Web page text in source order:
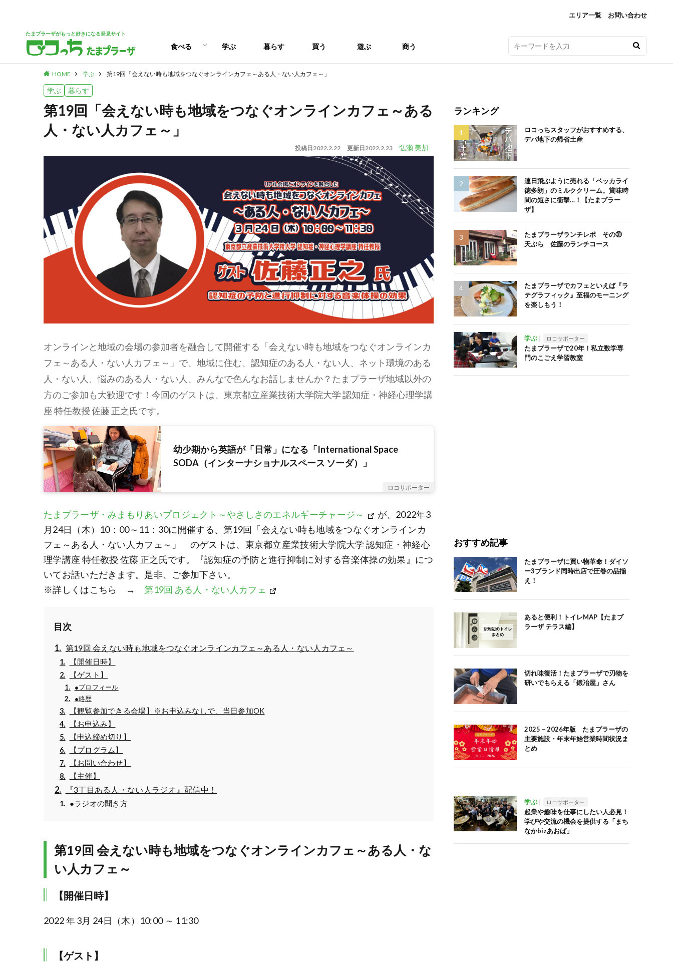
エリア一覧 お問い合わせ
たまプラーザがもっと好きになる発見サイト
食べる
パン
スイーツ
ランチ
カフェ
学ぶ 暮らす 買う 遊ぶ 商う
HOME 学ぶ 第19回「会えない時も地域をつなぐオンラインカフェ～ある人・ない人カフェ～」
学ぶ 暮らす
第19回「会えない時も地域をつなぐオンラインカフェ～ある
人・ない人カフェ～」
投稿日2022.2.22 更新日2022.2.23 弘瀬 美加
オンラインと地域の会場の参加者を融合して開催する「会えない時も地域をつなぐオンラインカ
フェ～ある人・ない人カフェ～」で、地域に住む、認知症のある人・ない人、ネット環境のある
人・ない人、悩みのある人・ない人、みんなで色んなお話しませんか？たまプラーザ地域以外の
方のご参加も大歓迎です！今回のゲストは、東京都立産業技術大学院大学 認知症・神経心理学講
座 特任教授 佐藤 正之氏です。
幼少期から英語が「日常」になる「International Space
SODA（インターナショナルスペース ソーダ）」
ロコサポーター
たまプラーザ・みまもりあいプロジェクト～やさしさのエネルギーチャージ～
が、2022年3
月24日（木）10：00～11：30に開催する、第19回「会えない時も地域をつなぐオンラインカ
フェ～ある人・ない人カフェ～」 のゲストは、東京都立産業技術大学院大学 認知症・神経心
理学講座 特任教授 佐藤 正之氏です。『認知症の予防と進行抑制に対する音楽体操の効果』につ
いてお話いただきます。是非、ご参加下さい。
※詳しくはこちら →第19回 ある人・ない人カフェ
目次
第19回 会えない時も地域をつなぐオンラインカフェ～ある人・ない人カフェ～
【開催日時】
【ゲスト】
●プロフィール
●略歴
【観覧参加できる会場】※お申込みなしで、当日参加OK
【お申込み】
【申込締め切り】
【プログラム】
【お問い合わせ】
【主催】
『3丁目ある人・ない人ラジオ』配信中！
●ラジオの聞き方
第19回 会えない時も地域をつなぐオンラインカフェ～ある人・な
い人カフェ～
【開催日時】
2022 年 3月 24日（木）10:00 ～ 11:30
【ゲスト】
ランキング
ロコっちスタッフがおすすめする、
デパ地下の帰省土産
連日飛ぶように売れる「ベッカライ
徳多朗」のミルククリーム。賞味時
間の短さに衝撃…！【たまプラー
ザ】
たまプラーザランチレポ その㉛
天ぷら 佐藤のランチコース
たまプラーザでカフェといえば『ラ
テグラフィック』至福のモーニング
を楽しもう！
学ぶ ロコサポーター
たまプラーザで20年！私立数学専
門のこごえ学習教室
おすすめ記事
たまプラーザに買い物革命！ダイソ
ー3ブランド同時出店で圧巻の品揃
え！
あると便利！トイレMAP【たまプ
ラーザ テラス編】
切れ味復活！たまプラーザで刃物を
研いでもらえる「鍛冶屋」さん
2025－2026年版 たまプラーザの
主要施設・年末年始営業時間状況ま
とめ
学ぶ ロコサポーター
起業や趣味を仕事にしたい人必見！
学びや交流の機会を提供する「まち
なかbizあおば」